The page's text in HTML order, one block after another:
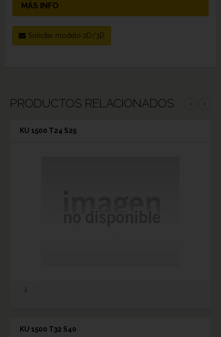
MÁS INFO
Solicitar modelo 2D/3D
PRODUCTOS RELACIONADOS ‹ ›
KU 1500 T24 S25
KU 1500 T32 S40